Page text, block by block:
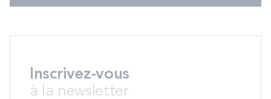
Inscrivez-vous
à la newsletter